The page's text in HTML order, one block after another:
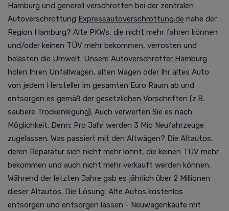
Hamburg und generell verschrotten bei der zentralen
Autoverschrottung Expressautoverschrottung.de nahe der
Region Hamburg? Alte PKWs, die nicht mehr fahren können
und/oder keinen TÜV mehr bekommen, verrosten und
belasten die Umwelt. Unsere Autoverschrotter Hamburg
holen Ihren Unfallwagen, alten Wagen oder Ihr altes Auto
von jedem Hersteller im gesamten Euro Raum ab und
entsorgen es gemäß der gesetzlichen Vorschriften (z.B.
saubere Trockenlegung). Auch verwerten Sie es nach
Möglichkeit. Denn: Pro Jahr werden 3 Mio Neufahrzeuge
zugelassen. Was passiert mit den Altwägen? Die Altautos,
deren Reparatur sich nicht mehr lohnt, die keinen TÜV mehr
bekommen und auch nicht mehr verkauft werden können.
Während der letzten Jahre gab es jährlich über 2 Millionen
dieser Altautos. Die Lösung: Alte Autos kostenlos
entsorgen und entsorgen lassen - Neuwagenkäufe mit